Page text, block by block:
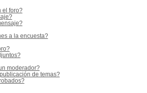
el foro?
a la encuesta?
moderador?
de temas?